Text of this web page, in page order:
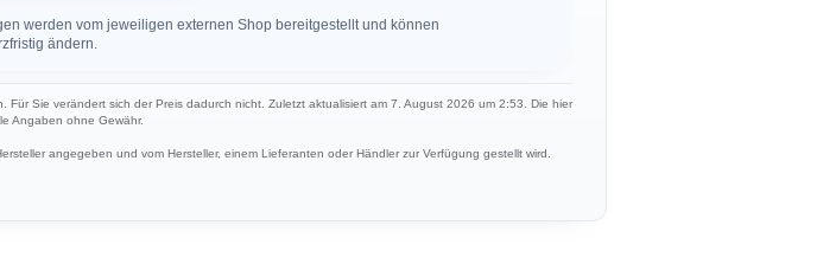
werden vom jeweiligen externen Shop bereitgestellt und können
ändern.
Sie verändert sich der Preis dadurch nicht. Zuletzt aktualisiert am 7. August 2026 um 2:53. Die hier
Angaben ohne Gewähr.
angegeben und vom Hersteller, einem Lieferanten oder Händler zur Verfügung gestellt wird.